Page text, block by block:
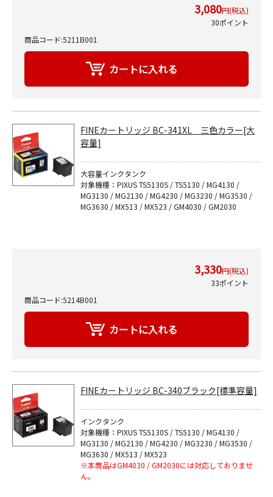
3,080円(税込)
30ポイント
商品コード:5211B001
FINEカートリッジ BC-341XL 三色カラー[大
容量]
大容量インクタンク
対象機種：PIXUS TS5130S / TS5130 / MG4130 /
MG3130 / MG2130 / MG4230 / MG3230 / MG3530 /
MG3630 / MX513 / MX523 / GM4030 / GM2030
3,330円(税込)
33ポイント
商品コード:5214B001
FINEカートリッジ BC-340ブラック[標準容量]
インクタンク
対象機種：PIXUS TS5130S / TS5130 / MG4130 /
MG3130 / MG2130 / MG4230 / MG3230 / MG3530 /
MG3630 / MX513 / MX523
※本商品はGM4030 / GM2030には対応しておりませ
ん。